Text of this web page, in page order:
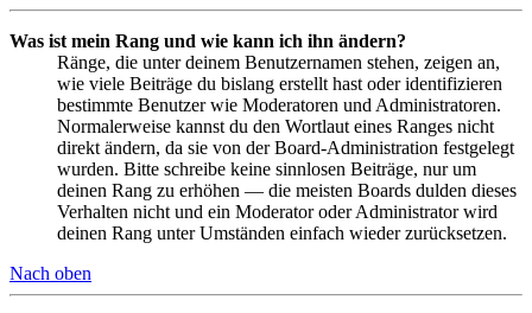
Was ist mein Rang und wie kann ich ihn ändern?
Ränge, die unter deinem Benutzernamen stehen, zeigen an,
wie viele Beiträge du bislang erstellt hast oder identifizieren
bestimmte Benutzer wie Moderatoren und Administratoren.
Normalerweise kannst du den Wortlaut eines Ranges nicht
direkt ändern, da sie von der Board-Administration festgelegt
wurden. Bitte schreibe keine sinnlosen Beiträge, nur um
deinen Rang zu erhöhen — die meisten Boards dulden dieses
Verhalten nicht und ein Moderator oder Administrator wird
deinen Rang unter Umständen einfach wieder zurücksetzen.
Nach oben